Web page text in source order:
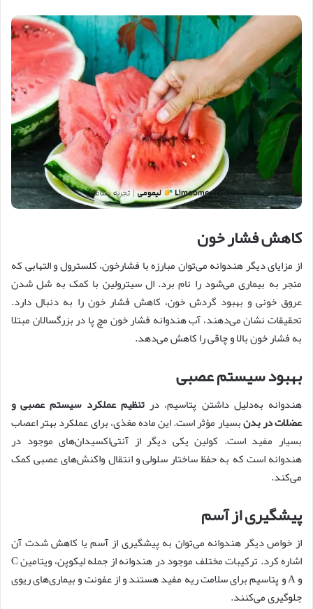
کاهش فشار خون
از مزایای دیگر هندوانه می‌توان مبارزه با فشارخون، کلسترول و التهابی که
منجر به بیماری می‌شود را نام برد. ال سیترولین با کمک به شل شدن
عروق خونی و بهبود گردش خون، کاهش فشار خون را به دنبال دارد.
تحقیقات نشان می‌دهند، آب هندوانه فشار خون مچ پا در بزرگسالان مبتلا
به فشار خون بالا و چاقی را کاهش می‌دهد.
بهبود سیستم عصبی
هندوانه به‌دلیل داشتن پتاسیم، درتنظیم عملکرد سیستم عصبی و
عضلات در بدنبسیار مؤثر است. این ماده مغذی، برای عملکرد بهتر اعصاب
بسیار مفید است. کولین یکی دیگر از آنتی‌اکسیدان‌های موجود در
هندوانه است که به حفظ ساختار سلولی و انتقال واکنش‌های عصبی کمک
می‌کند.
پیشگیری از آسم
از خواص دیگر هندوانه می‌توان به پیشگیری از آسم یا کاهش شدت آن
اشاره کرد. ترکیبات مختلف موجود در هندوانه از جمله لیکوپن، ویتامین C
و A و پتاسیم برای سلامت ریه مفید هستند و از عفونت و بیماری‌های ریوی
جلوگیری می‌کنند.